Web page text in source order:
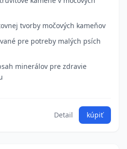
tvorby močových kameňov
pre potreby malých psích
minerálov pre zdravie
Detail kúpiť